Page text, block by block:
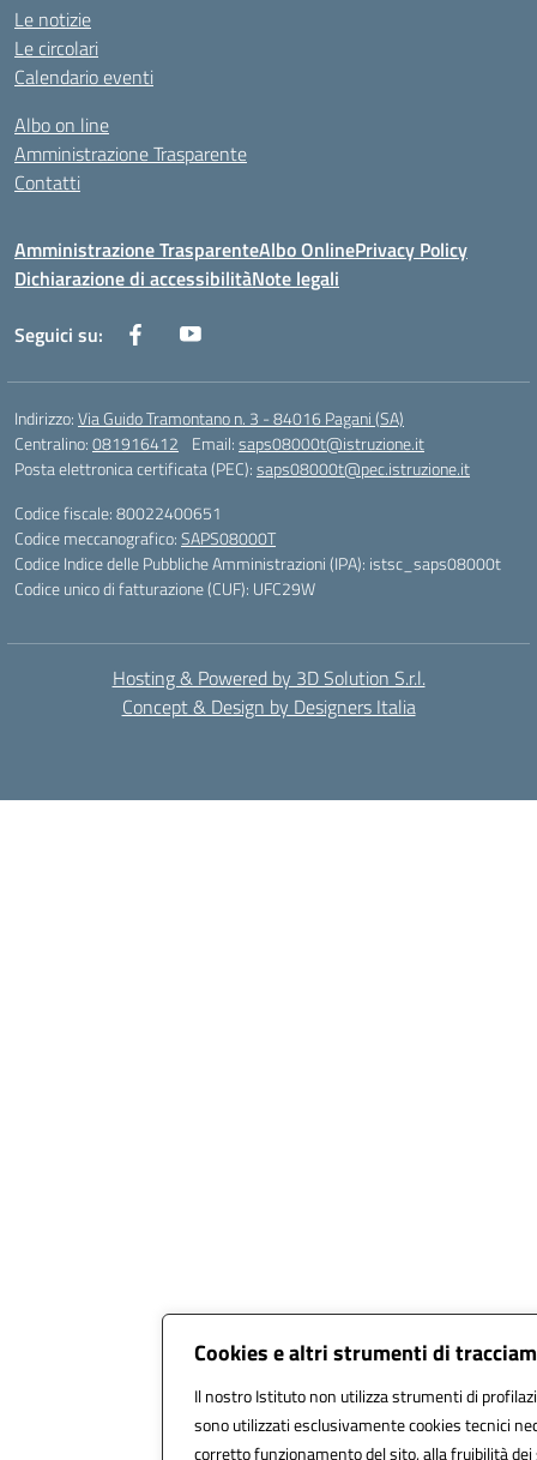
Cookies e altri strumenti di
Il nostro Istituto non utilizza strumenti di
sono utilizzati esclusivamente cookies tecnici
corretto funzionamento del sito, alla fruibilità dei
Le notizie
Le circolari
Calendario eventi
Albo on line
Amministrazione Trasparente
Contatti
Amministrazione TrasparenteAlbo OnlinePrivacy Policy
Dichiarazione di accessibilitàNote legali
Seguici su:
Indirizzo:Via Guido Tramontano n. 3 - 84016 Pagani (SA)
Centralino:081916412 Email:saps08000t@istruzione.it
Posta elettronica certificata (PEC):saps08000t@pec.istruzione.it
Codice fiscale: 80022400651
Codice meccanografico:SAPS08000T
Codice Indice delle Pubbliche Amministrazioni (IPA): istsc_saps08000t
Codice unico di fatturazione (CUF): UFC29W
Hosting & Powered by 3D Solution S.r.l.
Concept & Design by Designers Italia